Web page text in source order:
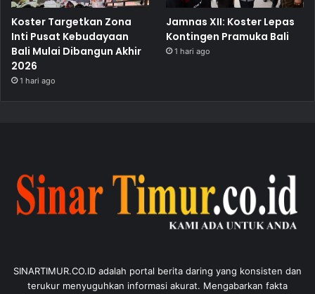
Koster Targetkan Zona
Inti Pusat Kebudayaan
Bali Mulai Dibangun Akhir
2026
1 hari ago
Jamnas XII: Koster Lepas
Kontingen Pramuka Bali
1 hari ago
SINARTIMUR.CO.ID adalah portal berita daring yang konsisten dan
terukur menyuguhkan informasi akurat. Mengabarkan fakta